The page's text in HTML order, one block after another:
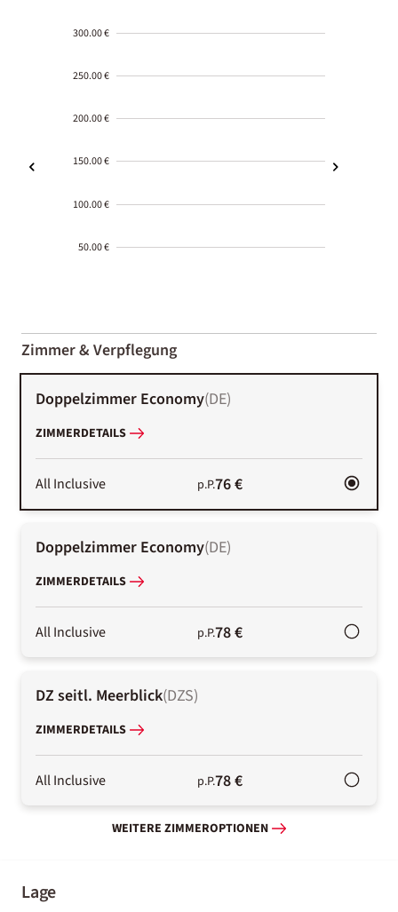
300.00 €
250.00 €
200.00 €
150.00 €
100.00 €
50.00 €
01-02
Zimmer & Verpflegung
Doppelzimmer Economy(DE)
ZIMMERDETAILS
All Inclusive p.P.76 €
Doppelzimmer Economy(DE)
ZIMMERDETAILS
All Inclusive p.P.78 €
DZ seitl. Meerblick(DZS)
ZIMMERDETAILS
All Inclusive p.P.78 €
WEITERE ZIMMEROPTIONEN
Lage